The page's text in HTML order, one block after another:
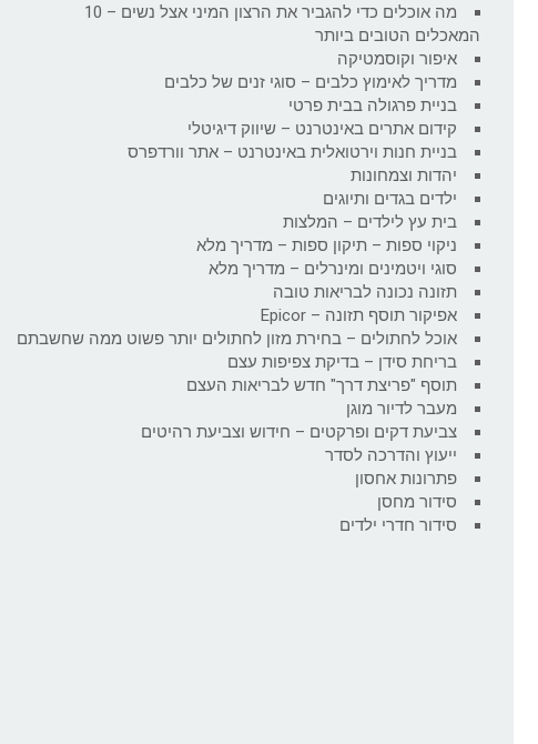
מה אוכלים כדי להגביר את הרצון המיני אצל נשים – 10
המאכלים הטובים ביותר
איפור וקוסמטיקה
מדריך לאימוץ כלבים – סוגי זנים של כלבים
בניית פרגולה בבית פרטי
קידום אתרים באינטרנט – שיווק דיגיטלי
בניית חנות וירטואלית באינטרנט – אתר וורדפרס
יהדות וצמחונות
ילדים בגדים ותיוגים
בית עץ לילדים – המלצות
ניקוי ספות – תיקון ספות – מדריך מלא
סוגי ויטמינים ומינרלים – מדריך מלא
תזונה נכונה לבריאות טובה
אפיקור תוסף תזונה – Epicor
אוכל לחתולים – בחירת מזון לחתולים יותר פשוט ממה שחשבתם
בריחת סידן – בדיקת צפיפות עצם
תוסף "פריצת דרך" חדש לבריאות העצם
מעבר לדיור מוגן
צביעת דקים ופרקטים – חידוש וצביעת רהיטים
ייעוץ והדרכה לסדר
פתרונות אחסון
סידור מחסן
סידור חדרי ילדים